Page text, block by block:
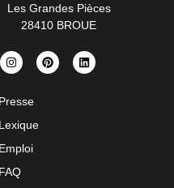
Les Grandes Pièces
28410 BROUE
Presse
Lexique
Emploi
FAQ